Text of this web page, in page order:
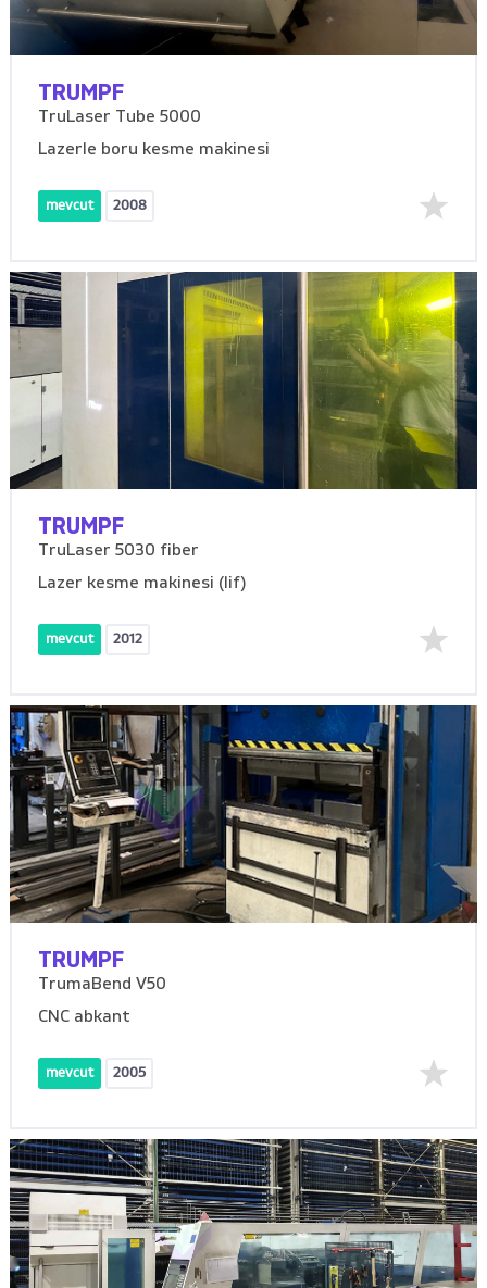
TRUMPF
TruLaser Tube 5000
Lazerle boru kesme makinesi
mevcut 2008
TRUMPF
TruLaser 5030 fiber
Lazer kesme makinesi (lif)
mevcut 2012
TRUMPF
TrumaBend V50
CNC abkant
mevcut 2005